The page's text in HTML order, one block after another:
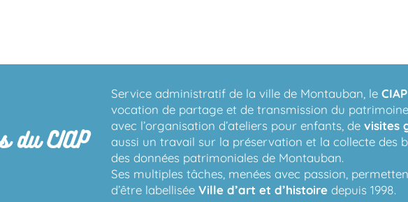
du CIAP
Service administratif de la ville de Montauban, le CIAP
vocation de partage et de transmission du
avec l’organisation d’ateliers pour enfants, de visites
aussi un travail sur la préservation et la collecte des
des données patrimoniales de Montauban.
Ses multiples tâches, menées avec passion,
d’être labellisée Ville d’art et d’histoiredepuis 1998.